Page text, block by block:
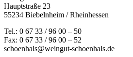
Hauptstraße 23
55234 Biebelnheim / Rheinhessen
Tel.: 0 67 33 / 96 00 – 50
Fax: 0 67 33 / 96 00 – 52
schoenhals@weingut-schoenhals.de